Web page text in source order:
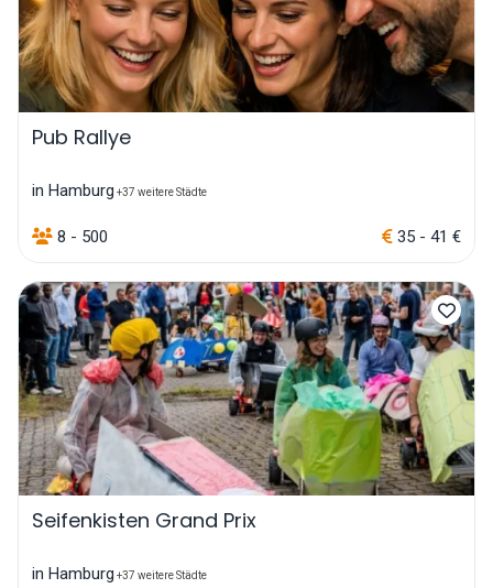
Pub Rallye
in Hamburg +37 weitere Städte
8 - 500 35 - 41 €
Seifenkisten Grand Prix
in Hamburg +37 weitere Städte